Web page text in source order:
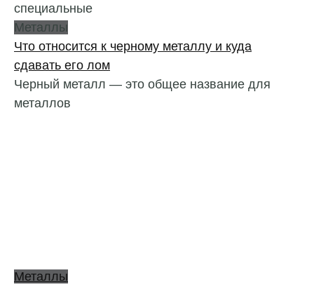
специальные
Металлы
Что относится к черному металлу и куда
сдавать его лом
Черный металл — это общее название для
металлов
Металлы